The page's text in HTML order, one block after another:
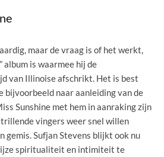
maar de vraag is of het werkt,
album is waarmee hij de
van Illinoise afschrikt. Het is best
bijvoorbeeld naar aanleiding van de
Sunshine met hem in aanraking zijn
vingers weer snel willen
gemis. Sufjan Stevens blijkt ook nu
spiritualiteit en intimiteit te